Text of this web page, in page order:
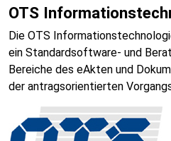
OTS
Die OTS
ein Standardsoftware- und
Bereiche des eAkten und
der antrags­orientierten